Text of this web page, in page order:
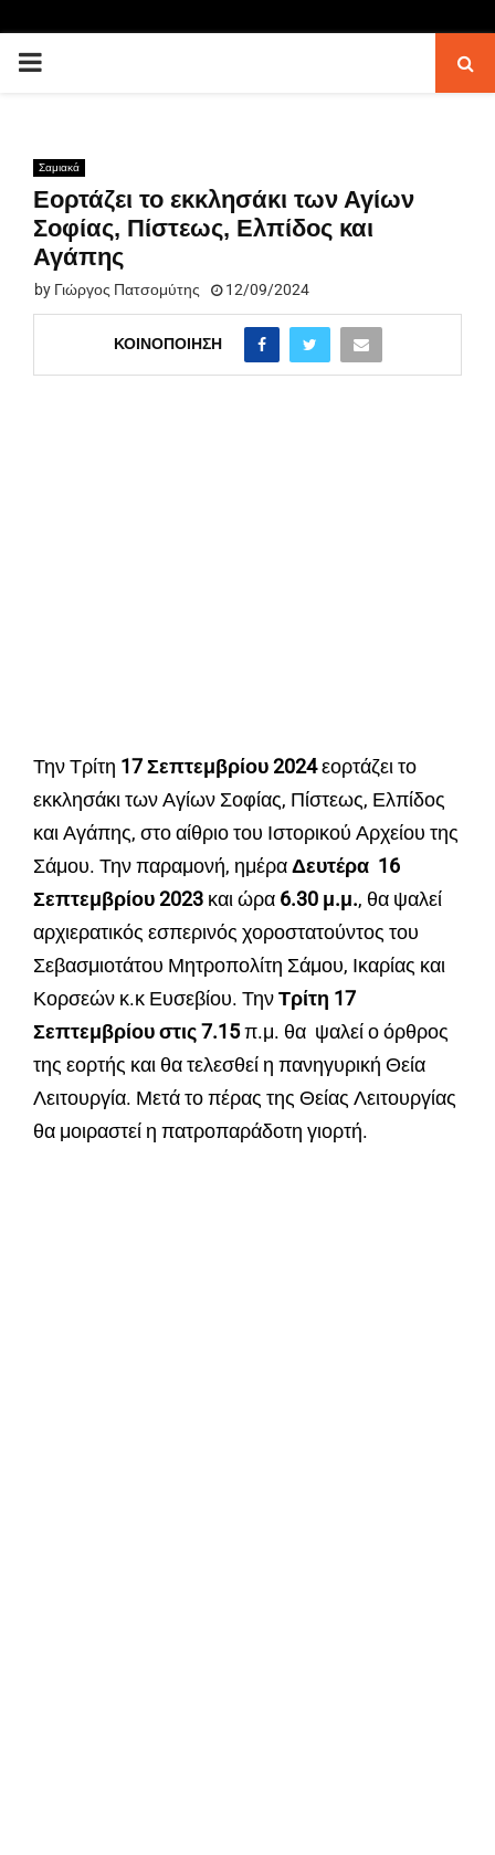
PRIMARY
Σαμιακά
Eορτάζει το εκκλησάκι των Αγίων
Σοφίας, Πίστεως, Ελπίδος και
Αγάπης
by Γιώργος Πατσομύτης 12/09/2024
ΚΟΙΝΟΠΟΊΗΣΗ
Την Τρίτη 17 Σεπτεμβρίου 2024εορτάζει το
εκκλησάκι των Αγίων Σοφίας, Πίστεως, Ελπίδος
και Αγάπης, στο αίθριο του Ιστορικού Αρχείου της
Σάμου. Την παραμονή, ημέραΔευτέρα 16
Σεπτεμβρίου 2023 και ώρα 6.30 μ.μ., θα ψαλεί
αρχιερατικός εσπερινός χοροστατούντος του
Σεβασμιοτάτου Μητροπολίτη Σάμου, Ικαρίας και
Κορσεών κ.κ Ευσεβίου. ΤηνΤρίτη 17
Σεπτεμβρίου στις 7.15π.μ. θα ψαλεί ο όρθρος
της εορτής και θα τελεσθεί η πανηγυρική Θεία
Λειτουργία. Μετά το πέρας της Θείας Λειτουργίας
θα μοιραστεί η πατροπαράδοτη γιορτή.